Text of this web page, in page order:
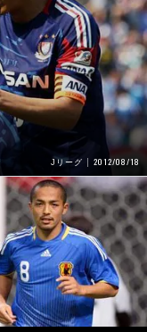
Jリーグ 2012/08/18